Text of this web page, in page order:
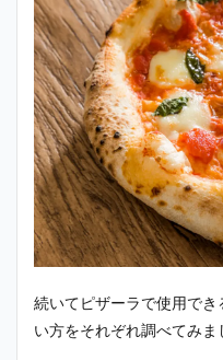
続いてピザーラで使用で
い方をそれぞれ調べてみま